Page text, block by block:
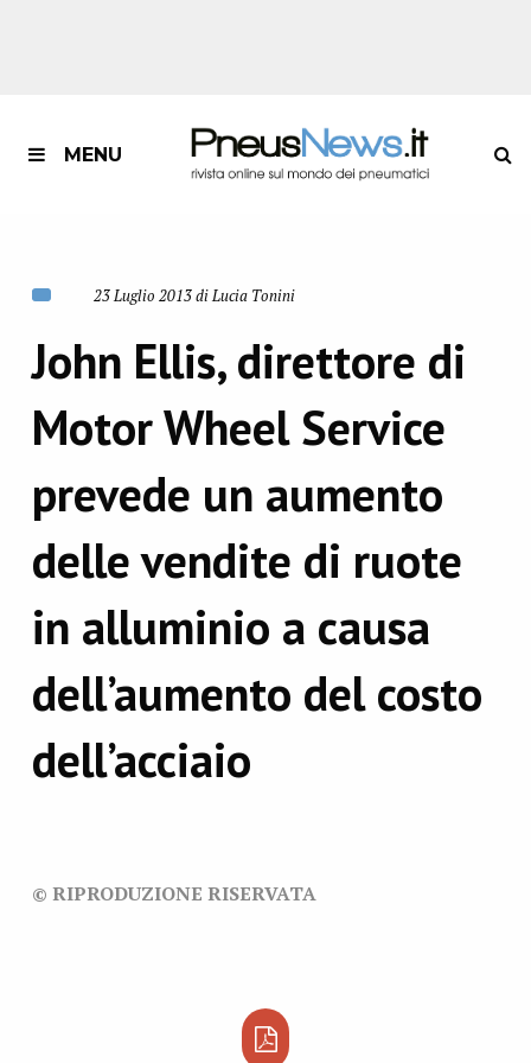
MENU
23 Luglio 2013 di Lucia Tonini
John Ellis, direttore di
Motor Wheel Service
prevede un aumento
delle vendite di ruote
in alluminio a causa
dell’aumento del costo
dell’acciaio
© RIPRODUZIONE RISERVATA